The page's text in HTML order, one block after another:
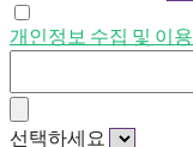
개인정보 수집 및 이용
선택하세요